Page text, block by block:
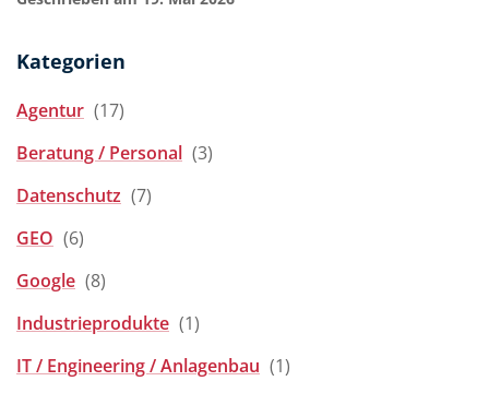
dekoratives Webdesign von b2b webdesign, das
unterstützt. Für viele mittelständische Unternehmen
Kategorien
Agentur (17)
Beratung / Personal (3)
Datenschutz (7)
GEO (6)
Google (8)
Industrieprodukte (1)
IT / Engineering / Anlagenbau (1)